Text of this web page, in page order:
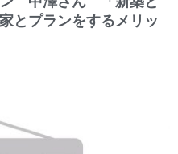
とプランをするメリッ